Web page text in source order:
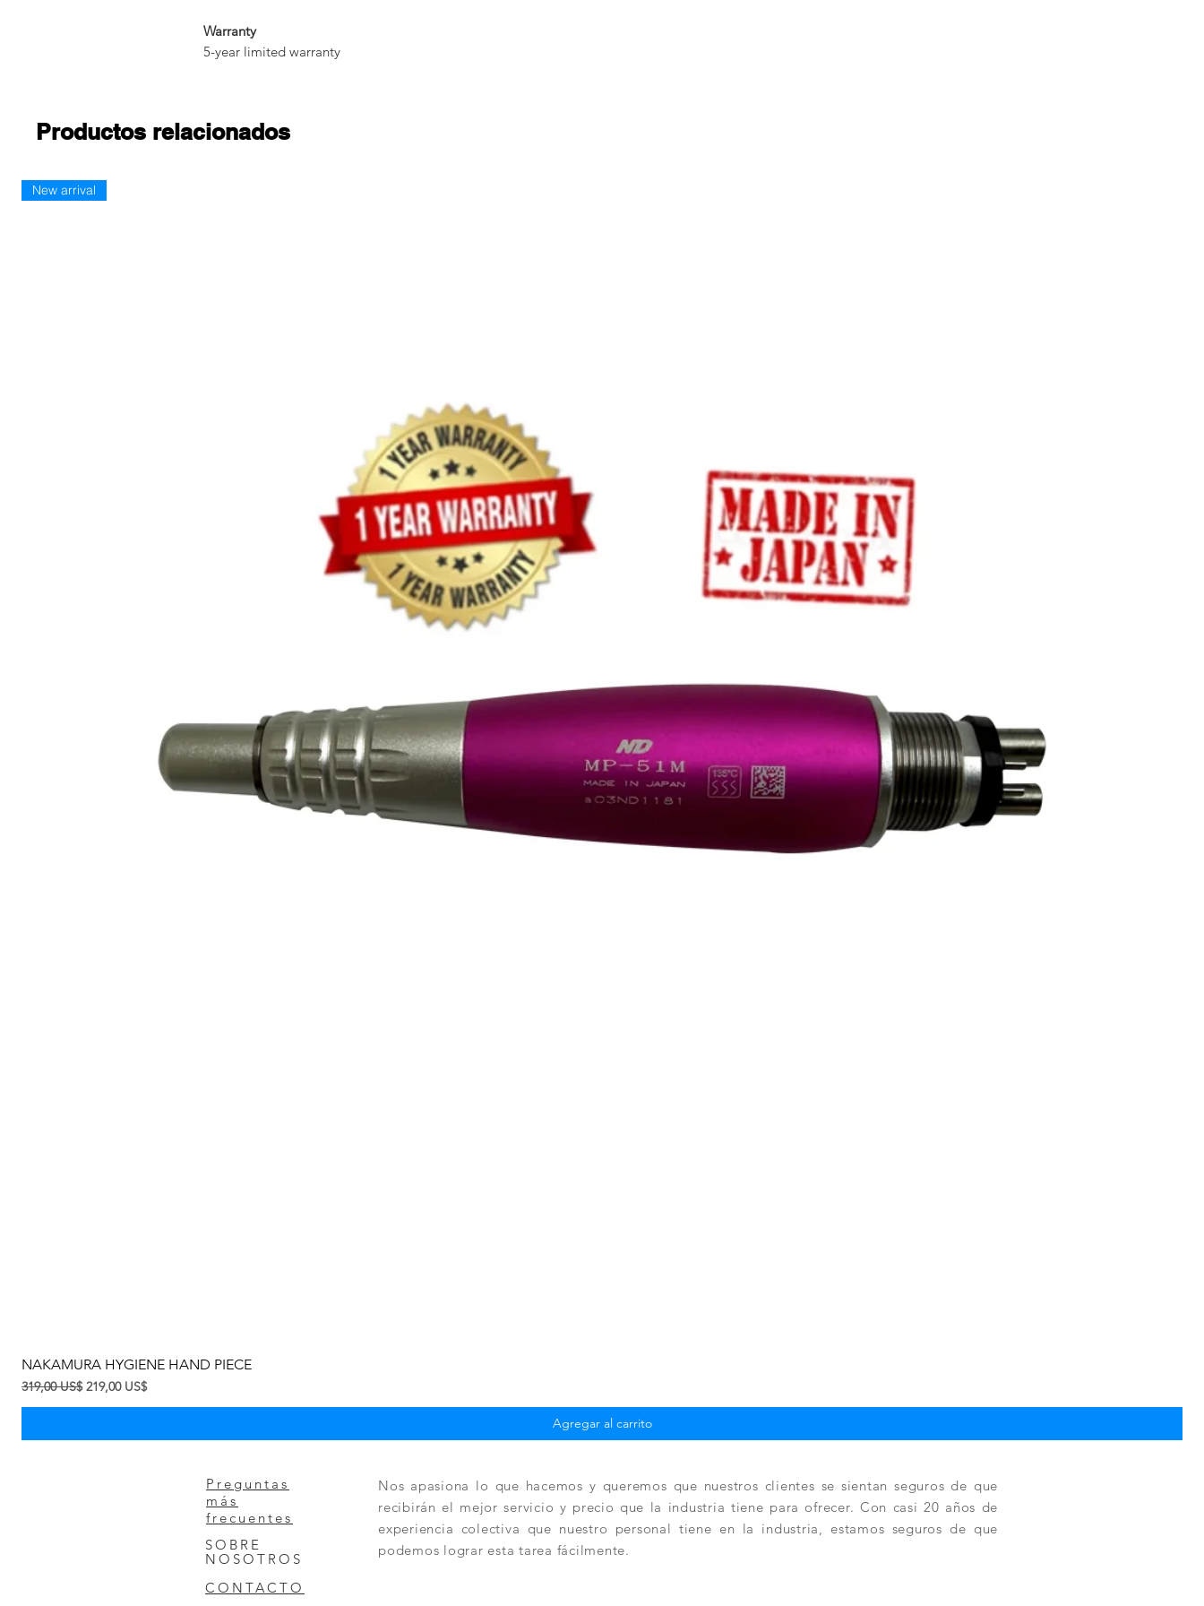
Warranty
5-year limited warranty
Productos relacionados
New arrival
NAKAMURA HYGIENE HAND PIECE
Precio
319,00 US$ Precio de oferta
219,00 US$
Agregar al carrito
Preguntas
más
frecuentes
SOBRE
NOSOTROS
CONTACTO
Nos apasiona lo que hacemos y queremos que nuestros clientes se sientan seguros de que
recibirán el mejor servicio y precio que la industria tiene para ofrecer. Con casi 20 años de
experiencia colectiva que nuestro personal tiene en la industria, estamos seguros de que
podemos lograr esta tarea fácilmente.